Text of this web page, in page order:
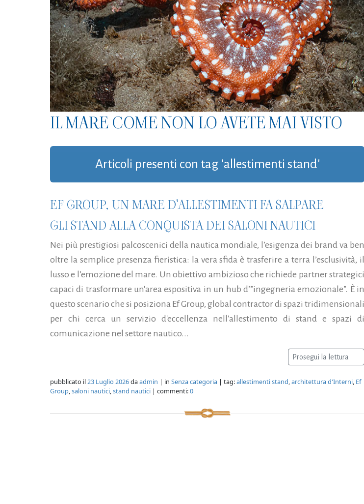
IL MARE COME NON LO AVETE MAI VISTO
Articoli presenti con tag 'allestimenti stand'
EF GROUP, UN MARE D'ALLESTIMENTI FA SALPARE
GLI STAND ALLA CONQUISTA DEI SALONI NAUTICI
Nei più prestigiosi palcoscenici della nautica mondiale, l’esigenza dei brand va ben
oltre la semplice presenza fieristica: la vera sfida è trasferire a terra l’esclusività, il
lusso e l’emozione del mare. Un obiettivo ambizioso che richiede partner strategici
capaci di trasformare un'area espositiva in un hub d’”ingegneria emozionale”. È in
questo scenario che si posiziona Ef Group, global contractor di spazi tridimensionali
per chi cerca un servizio d'eccellenza nell'allestimento di stand e spazi di
comunicazione nel settore nautico...
Prosegui la lettura
pubblicato il23 Luglio 2026daadmin | in Senza categoria | tag:allestimenti stand,architettura d'Interni, Ef
Group,saloni nautici,stand nautici | commenti:0